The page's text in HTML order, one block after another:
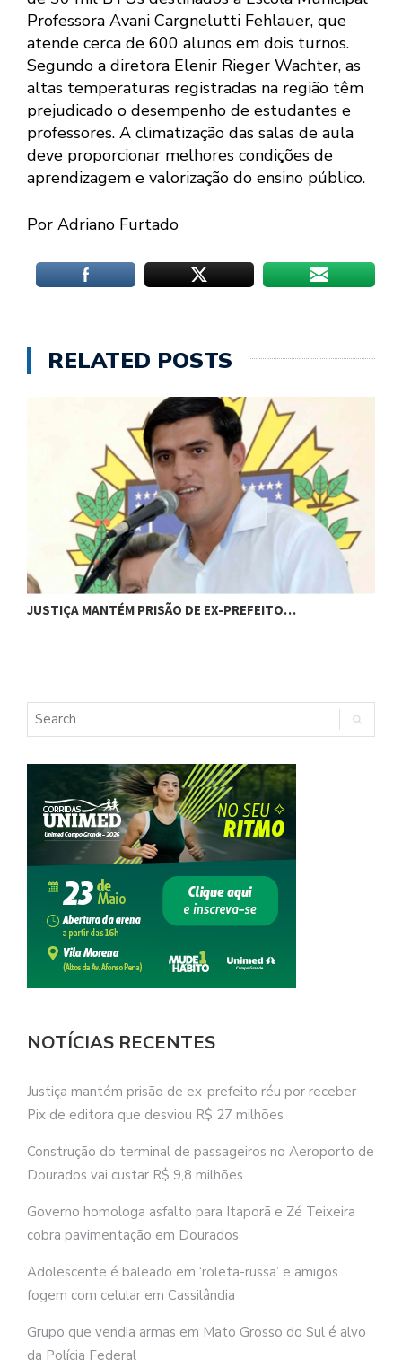
Professora Avani Cargnelutti Fehlauer, que
atende cerca de 600 alunos em dois turnos.
Segundo a diretora Elenir Rieger Wachter, as
altas temperaturas registradas na região têm
prejudicado o desempenho de estudantes e
professores. A climatização das salas de aula
deve proporcionar melhores condições de
aprendizagem e valorização do ensino público.
Por Adriano Furtado
RELATED POSTS
JUSTIÇA MANTÉM PRISÃO DE EX-PREFEITO…
NOTÍCIAS RECENTES
Justiça mantém prisão de ex-prefeito réu por receber
Pix de editora que desviou R$ 27 milhões
Construção do terminal de passageiros no Aeroporto de
Dourados vai custar R$ 9,8 milhões
Governo homologa asfalto para Itaporã e Zé Teixeira
cobra pavimentação em Dourados
Adolescente é baleado em ‘roleta-russa’ e amigos
fogem com celular em Cassilândia
Grupo que vendia armas em Mato Grosso do Sul é alvo
da Polícia Federal